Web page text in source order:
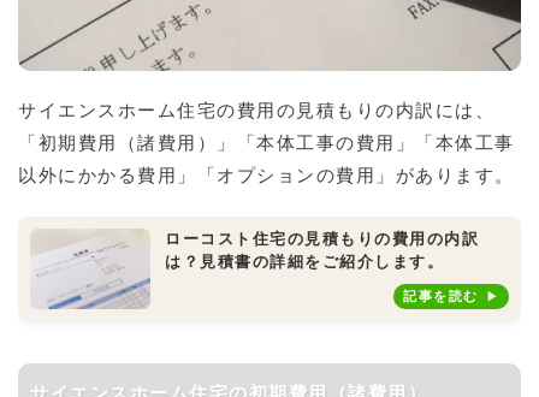
サイエンスホーム住宅の費用の見積もりの内訳には、
「初期費用（諸費用）」「本体工事の費用」「本体工事
以外にかかる費用」「オプションの費用」があります。
ローコスト住宅の見積もりの費用の内訳
は？見積書の詳細をご紹介します。
記事を読む